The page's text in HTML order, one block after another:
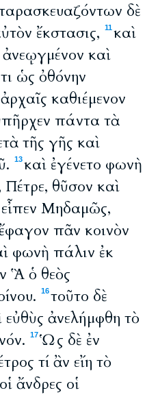
δὲ
ἔκστασις,
11καὶ
καὶ
ὡς ὀθόνην
καθιέμενον
πάντα τὰ
τῆς γῆς καὶ
13καὶ ἐγένετο φωνὴ
θῦσον καὶ
Μηδαμῶς,
πᾶν κοινὸν
φωνὴ πάλιν ἐκ
Ἃ ὁ θεὸς
16τοῦτο δὲ
εὐθὺς ἀνελήμφθη τὸ
17Ὡς δὲ ἐν
τί ἂν εἴη τὸ
ἄνδρες οἱ